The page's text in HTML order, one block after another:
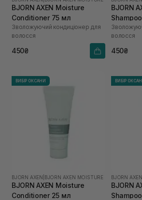
BJORN AXEN Moisture
Conditioner 75 мл
Зволожуючий кондиціонер для
волосся
450₴
BJORN
волосся
450₴
ВИБІР ОКСАНИ
BJORN AXEN BJORN AXEN MOISTURE
BJORN AXEN Moisture
Conditioner 25 мл
ВИБІР
BJORN AXEN
BJORN